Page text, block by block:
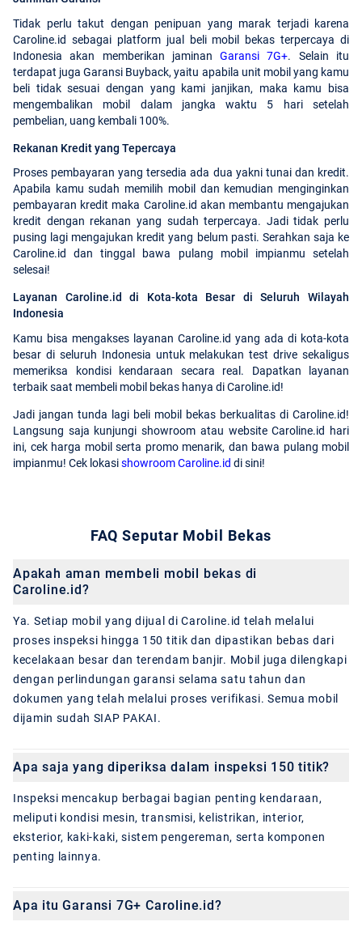
Tidak perlu takut dengan penipuan yang marak terjadi karena
Caroline.id sebagai platform jual beli mobil bekas terpercaya di
Indonesia akan memberikan jaminanGaransi 7G+. Selain itu
terdapat juga Garansi Buyback, yaitu apabila unit mobil yang kamu
beli tidak sesuai dengan yang kami janjikan, maka kamu bisa
mengembalikan mobil dalam jangka waktu 5 hari setelah
pembelian, uang kembali 100%.
Rekanan Kredit yang Tepercaya
Proses pembayaran yang tersedia ada dua yakni tunai dan kredit.
Apabila kamu sudah memilih mobil dan kemudian menginginkan
pembayaran kredit maka Caroline.id akan membantu mengajukan
kredit dengan rekanan yang sudah terpercaya. Jadi tidak perlu
pusing lagi mengajukan kredit yang belum pasti. Serahkan saja ke
Caroline.id dan tinggal bawa pulang mobil impianmu setelah
selesai!
Layanan Caroline.id di Kota-kota Besar di Seluruh Wilayah
Indonesia
Kamu bisa mengakses layanan Caroline.id yang ada di kota-kota
besar di seluruh Indonesia untuk melakukan test drive sekaligus
memeriksa kondisi kendaraan secara real. Dapatkan layanan
terbaik saat membeli mobil bekas hanya di Caroline.id!
Jadi jangan tunda lagi beli mobil bekas berkualitas di Caroline.id!
Langsung saja kunjungi showroom atau website Caroline.id hari
ini, cek harga mobil serta promo menarik, dan bawa pulang mobil
impianmu! Cek lokasishowroom Caroline.id di sini!
FAQ Seputar Mobil Bekas
Apakah aman membeli mobil bekas di
Caroline.id?
Ya. Setiap mobil yang dijual di Caroline.id telah melalui
proses inspeksi hingga 150 titik dan dipastikan bebas dari
kecelakaan besar dan terendam banjir. Mobil juga dilengkapi
dengan perlindungan garansi selama satu tahun dan
dokumen yang telah melalui proses verifikasi. Semua mobil
dijamin sudah SIAP PAKAI.
Apa saja yang diperiksa dalam inspeksi 150 titik?
Inspeksi mencakup berbagai bagian penting kendaraan,
meliputi kondisi mesin, transmisi, kelistrikan, interior,
eksterior, kaki-kaki, sistem pengereman, serta komponen
penting lainnya.
Apa itu Garansi 7G+ Caroline.id?